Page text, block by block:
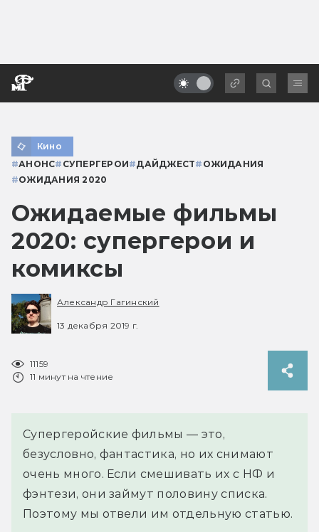
Кино
#АНОНС# СУПЕРГЕРОИ#ДАЙДЖЕСТ# ОЖИДАНИЯ
#ОЖИДАНИЯ 2020
Ожидаемые фильмы
2020: супергерои и
комиксы
Александр Гагинский
13 декабря 2019 г.
11159
11 минут на чтение
Супергеройские фильмы — это,
безусловно, фантастика, но их снимают
очень много. Если смешивать их с НФ и
фэнтези, они займут половину списка.
Поэтому мы отвели им отдельную статью.